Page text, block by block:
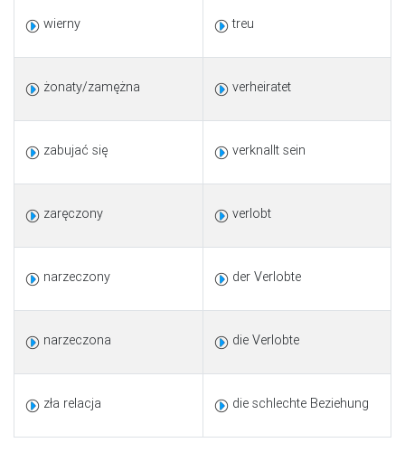
wierny treu
żonaty/zamężna verheiratet
zabujać się verknallt sein
zaręczony verlobt
narzeczony der Verlobte
narzeczona die Verlobte
zła relacja die schlechte Beziehung